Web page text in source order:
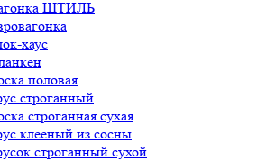
ШТИЛЬ
хаус
половая
строганный
строганная сухая
клееный из сосны
строганный сухой